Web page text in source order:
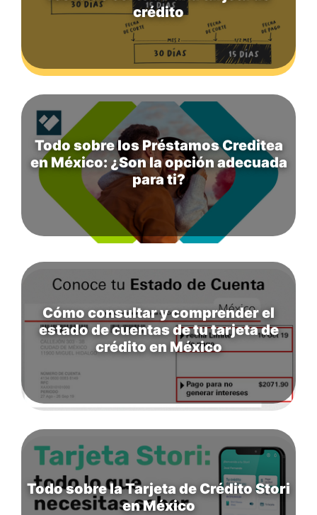
crédito
Todo sobre los Préstamos Creditea
en México: ¿Son la opción adecuada
para ti?
Cómo consultar y comprender el
estado de cuentas de tu tarjeta de
crédito en México
Todo sobre la Tarjeta de Crédito Stori
en México